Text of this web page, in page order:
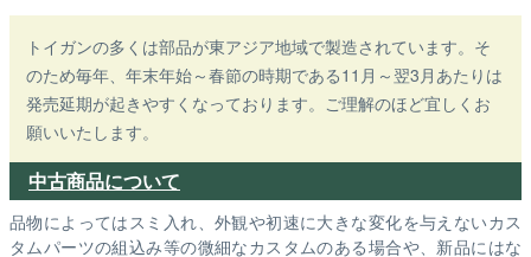
トイガンの多くは部品が東アジア地域で製造されています。そ
のため毎年、年末年始～春節の時期である11月～翌3月あたりは
発売延期が起きやすくなっております。ご理解のほど宜しくお
願いいたします。
中古商品について
品物によってはスミ入れ、外観や初速に大きな変化を与えないカス
タムパーツの組込み等の微細なカスタムのある場合や、新品にはな